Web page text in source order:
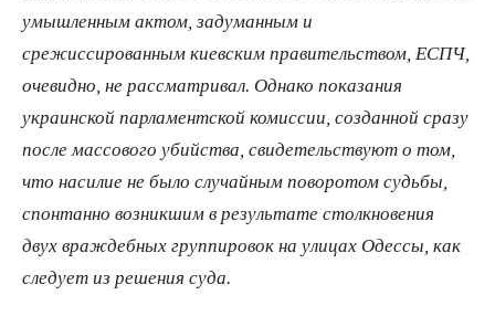
умышленным актом, задуманным и
срежиссированным киевским правительством, ЕСПЧ,
очевидно, не рассматривал. Однако показания
украинской парламентской комиссии, созданной сразу
после массового убийства, свидетельствуют о том,
что насилие не было случайным поворотом судьбы,
спонтанно возникшим в результате столкновения
двух враждебных группировок на улицах Одессы, как
следует из решения суда.